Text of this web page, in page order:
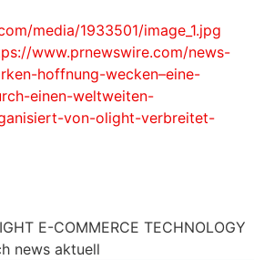
media/1933501/image_1.jpg
www.prnewswire.com/news-
hoffnung-wecken–eine-
einen-weltweiten-
von-olight-verbreitet-
E-COMMERCE TECHNOLOGY
news aktuell